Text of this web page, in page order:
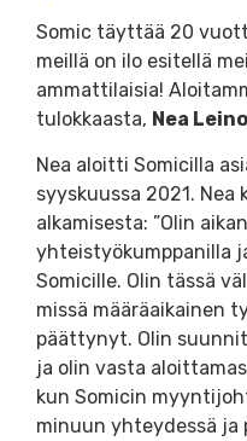
Somic täyttää 20
meillä on ilo esitellä
ammattilaisia!
tulokkaasta, Nea
Nea aloitti Somicilla
syyskuussa 2021.
alkamisesta: ”Olin
yhteistyökumppanilla
Somicille. Olin tässä
missä määräaikainen
päättynyt. Olin
ja olin vasta
kun Somicin
minuun yhteydessä ja